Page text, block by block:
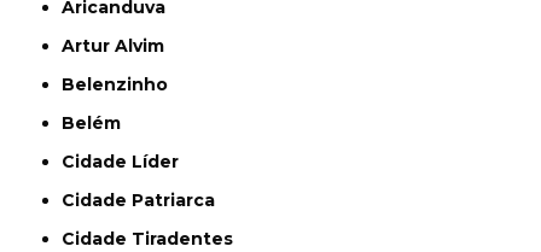
Aricanduva
Artur Alvim
Belenzinho
Belém
Cidade Líder
Cidade Patriarca
Cidade Tiradentes